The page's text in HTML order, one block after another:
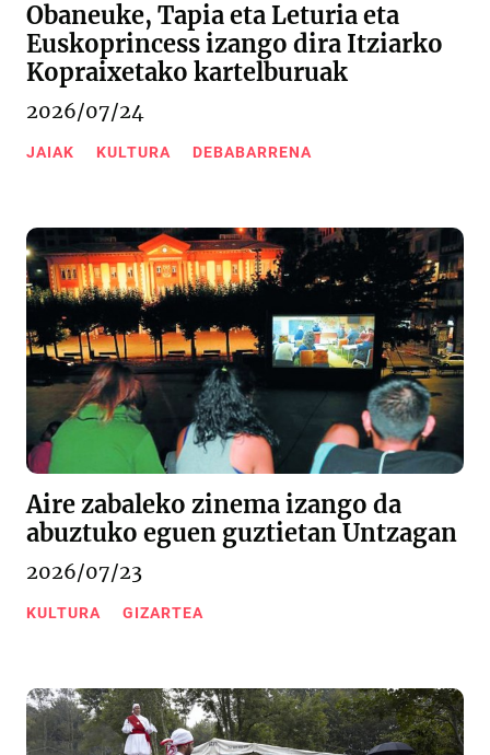
Obaneuke, Tapia eta Leturia eta
Euskoprincess izango dira Itziarko
Kopraixetako kartelburuak
2026/07/24
JAIAK KULTURA DEBABARRENA
Aire zabaleko zinema izango da
abuztuko eguen guztietan Untzagan
2026/07/23
KULTURA GIZARTEA